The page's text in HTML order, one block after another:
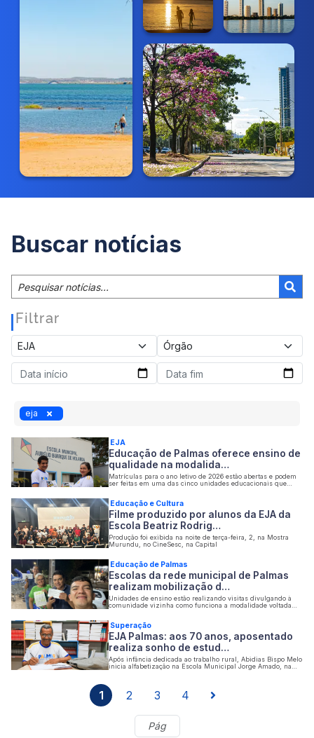
Buscar notícias
Filtrar
eja
EJA
Educação de Palmas oferece ensino de
qualidade na modalida…
Matrículas para o ano letivo de 2026 estão abertas e podem
ser feitas em uma das cinco unidades educacionais que
Educação e Cultura
Filme produzido por alunos da EJA da
Escola Beatriz Rodrig…
Produção foi exibida na noite de terça-feira, 2, na Mostra
Murundu, no CineSesc, na Capital
Educação de Palmas
Escolas da rede municipal de Palmas
realizam mobilização d…
Unidades de ensino estão realizando visitas divulgando à
comunidade vizinha como funciona a modalidade voltada
fundamental
Superação
EJA Palmas: aos 70 anos, aposentado
realiza sonho de estud…
Após infância dedicada ao trabalho rural, Abidias Bispo Melo
inicia alfabetização na Escola Municipal Jorge Amado, na
1 2 3 4